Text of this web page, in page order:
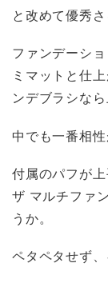
と改めて優秀さ
ファンデーシ
ミマットと仕
ンデブラシな
中でも一番相
付属のパフが
ザ マルチファ
うか。
ペタペタせず